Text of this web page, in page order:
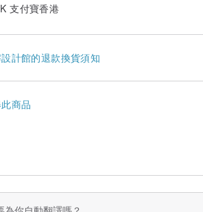
支付寶香港
計館的退款換貨須知
商品